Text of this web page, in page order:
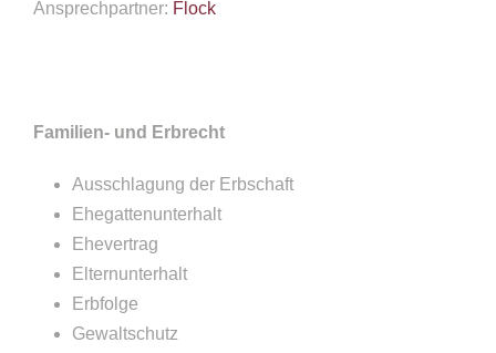
Ansprechpartner: Flock
Familien- und Erbrecht
Ausschlagung der Erbschaft
Ehegattenunterhalt
Ehevertrag
Elternunterhalt
Erbfolge
Gewaltschutz